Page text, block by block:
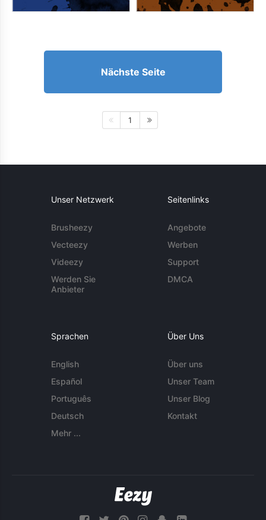
Nächste Seite
1
Unser Netzwerk
Brusheezy
Vecteezy
Videezy
Werden Sie
Anbieter
Seitenlinks
Angebote
Werben
Support
DMCA
Sprachen
English
Español
Português
Deutsch
Mehr ...
Über Uns
Über uns
Unser Team
Unser Blog
Kontakt